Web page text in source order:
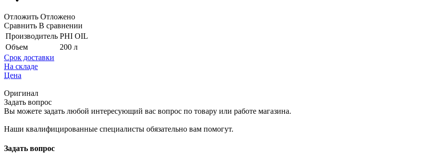
Отложить Отложено
Сравнить В сравнении
Производитель PHI OIL
Объем
200 л
Срок доставки
На складе
Цена
Оригинал
Задать вопрос
Вы можете задать любой интересующий вас вопрос по товару или работе магазина.
Наши квалифицированные специалисты обязательно вам помогут.
Задать вопрос